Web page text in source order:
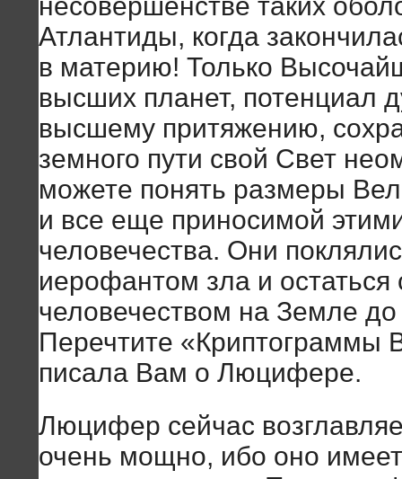
Атлантиды, когда
в материю! Только
высших планет, потенциал
высшему притяжению,
земного пути свой Свет
можете понять размеры
и все еще приносимой
человечества. Они
иерофантом зла и
человечеством на Земле
Перечтите «Криптограммы
писала Вам о Люцифере.
Люцифер сейчас
очень мощно, ибо оно